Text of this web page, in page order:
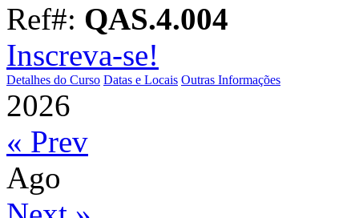
Ref#: QAS.4.004
Inscreva-se!
Detalhes do Curso Datas e Locais Outras Informações
2026
« Prev
Ago